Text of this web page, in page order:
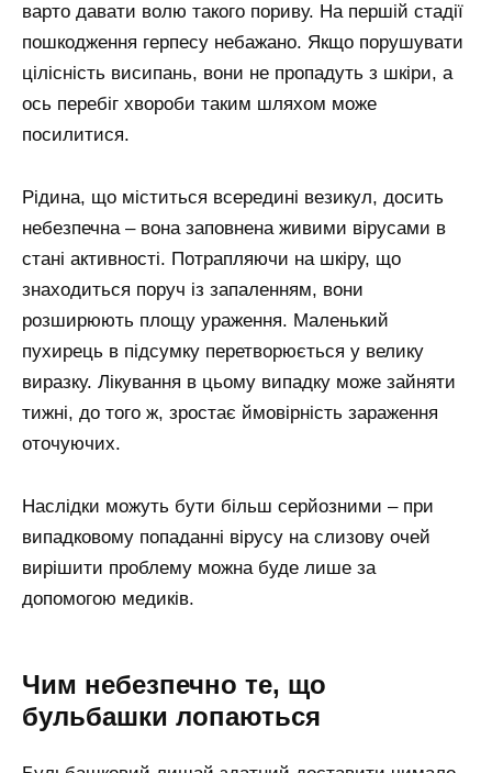
варто давати волю такого пориву. На першій стадії
пошкодження герпесу небажано. Якщо порушувати
цілісність висипань, вони не пропадуть з шкіри, а
ось перебіг хвороби таким шляхом може
посилитися.
Рідина, що міститься всередині везикул, досить
небезпечна – вона заповнена живими вірусами в
стані активності. Потрапляючи на шкіру, що
знаходиться поруч із запаленням, вони
розширюють площу ураження. Маленький
пухирець в підсумку перетворюється у велику
виразку. Лікування в цьому випадку може зайняти
тижні, до того ж, зростає ймовірність зараження
оточуючих.
Наслідки можуть бути більш серйозними – при
випадковому попаданні вірусу на слизову очей
вирішити проблему можна буде лише за
допомогою медиків.
Чим небезпечно те, що
бульбашки лопаються